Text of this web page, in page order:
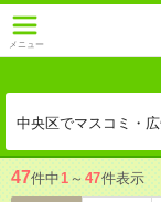
メニュー
中央区でマスコミ・
47件中1 ～ 47件表示